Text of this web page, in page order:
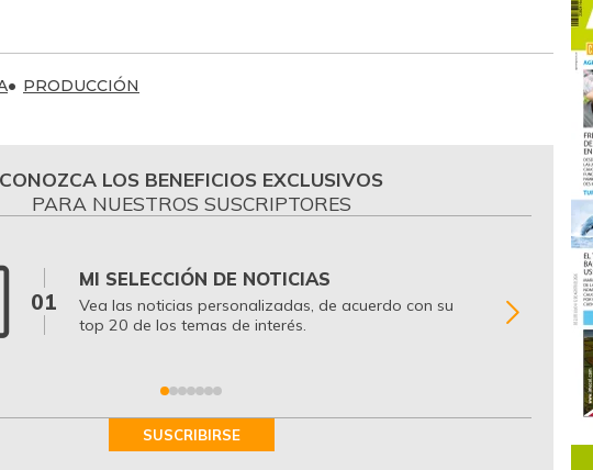
PRODUCCIÓN
CONOZCA LOS BENEFICIOS EXCLUSIVOS
PARA NUESTROS SUSCRIPTORES
01
MI SELECCIÓN DE NOTICIAS
Vea las noticias personalizadas, de acuerdo con su
top 20 de los temas de interés.
SUSCRIBIRSE